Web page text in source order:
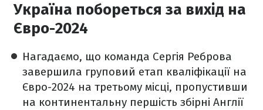
Україна побореться за вихід на
Євро-2024
Нагадаємо, що команда Сергія Реброва
завершила груповий етап кваліфікації на
Євро-2024 на третьому місці, пропустивши
на континентальну першість збірні Англії